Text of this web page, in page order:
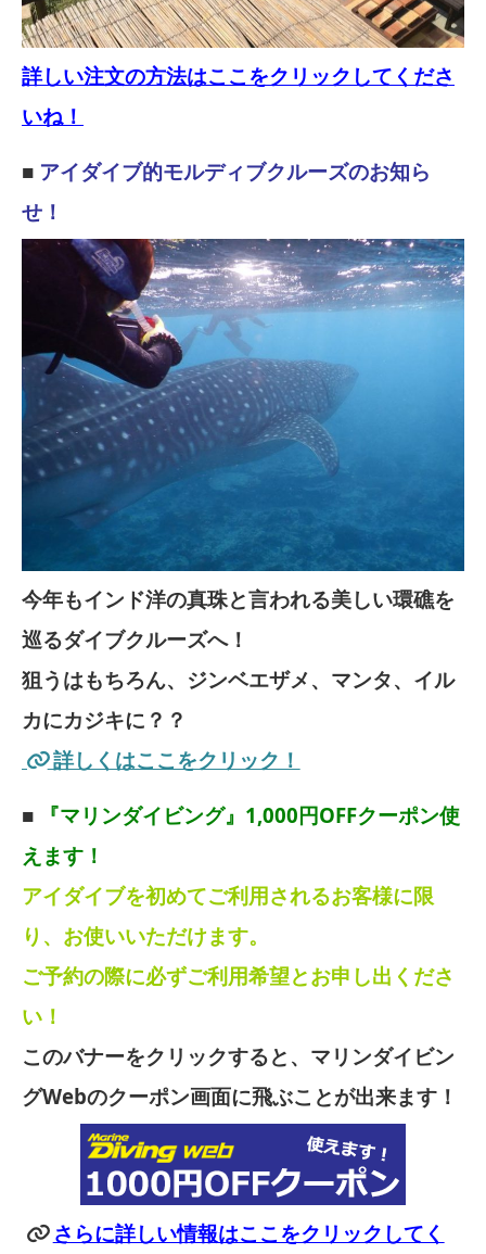
詳しい注文の方法はここをクリックしてくださ
いね！
■ アイダイブ的モルディブクルーズのお知ら
せ！
今年もインド洋の真珠と言われる美しい環礁を
巡るダイブクルーズへ！
狙うはもちろん、ジンベエザメ、マンタ、イル
カにカジキに？？
詳しくはここをクリック！
■
『マリンダイビング』1,000円OFFクーポン使
えます！
アイダイブを初めてご利用されるお客様に限
り、お使いいただけます。
ご予約の際に必ずご利用希望とお申し出くださ
い！
このバナーをクリックすると、マリンダイビン
グWebのクーポン画面に飛ぶことが出来ます！
さらに詳しい情報はここをクリックしてく